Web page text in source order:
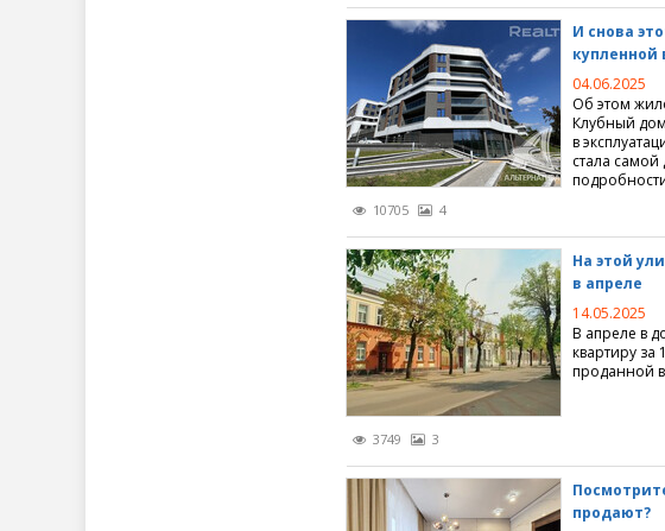
10705 4
И снова
купленной
04.06.2025
Об этом
Клубный дом
в
стала
3749 3
На этой
в апреле
14.05.2025
В апреле в
квартиру за
проданной
продают?